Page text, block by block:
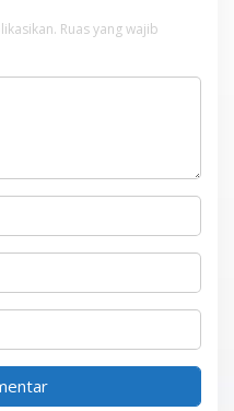
Ruas yang wajib